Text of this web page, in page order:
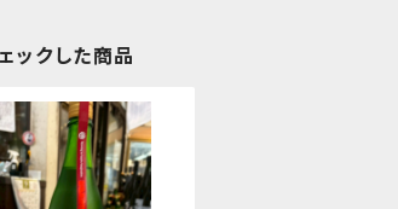
ックした商品